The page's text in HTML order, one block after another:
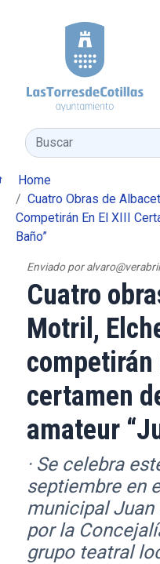
Buscar
Home
Cuatro Obras de
Competirán En El XIII
Baño”
Enviado poralvaro@verabril
Cuatro
Motril,
competirán
certamen
amateur
· Se celebra
septiembre en
municipal Juan
por la
grupo teatral